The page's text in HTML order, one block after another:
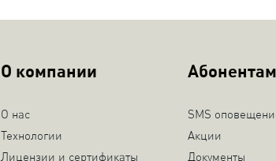
О компании
О нас
Технологии
Лицензии и сертификаты
Абонентам
SMS
Акции
Документы